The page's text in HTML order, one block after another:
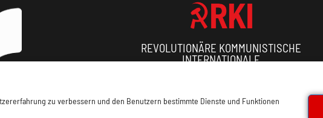
zu verbessern und den Benutzern bestimmte Dienste und Funktionen
REVOLUTIONÄRE KOMMUNISTISCHE
INTERNATIONALE
Datenschutz